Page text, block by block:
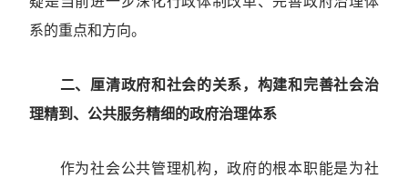
系的重点和方向。
二、厘清政府和社会的关系，构建和完善社会治
理精到、公共服务精细的政府治理体系
作为社会公共管理机构，政府的根本职能是为社